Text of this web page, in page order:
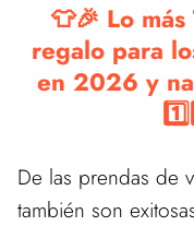
👕🎉 Lo
regalo para
en 2026 y
De las prendas de
también son